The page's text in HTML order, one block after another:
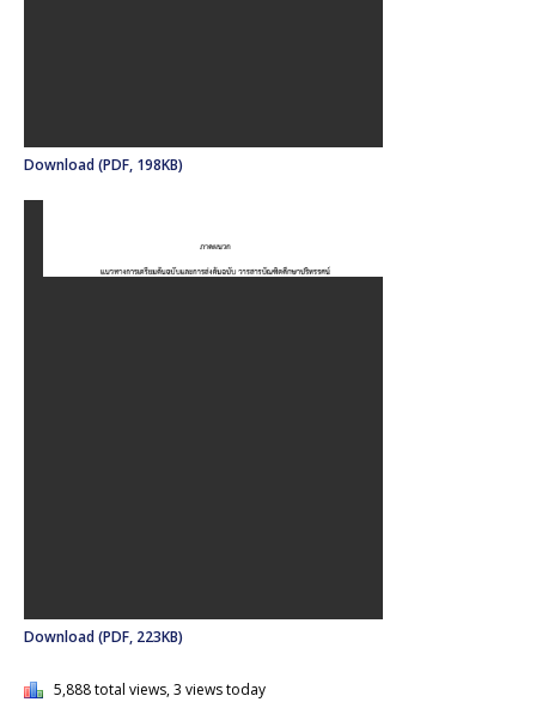
Download (PDF, 198KB)
Download (PDF, 223KB)
5,888 total views, 3 views today